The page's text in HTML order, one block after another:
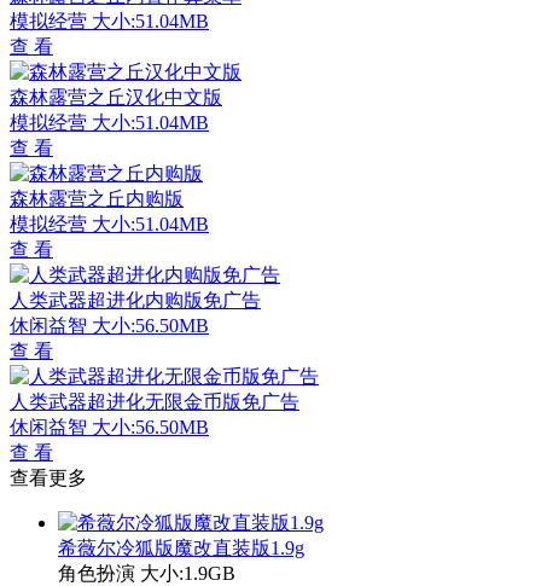
模拟经营 大小:51.04MB
查 看
森林露营之丘汉化中文版
模拟经营 大小:51.04MB
查 看
森林露营之丘内购版
模拟经营 大小:51.04MB
查 看
人类武器超进化内购版免广告
休闲益智 大小:56.50MB
查 看
人类武器超进化无限金币版免广告
休闲益智 大小:56.50MB
查 看
查看更多
希薇尔冷狐版魔改直装版1.9g
角色扮演 大小:1.9GB